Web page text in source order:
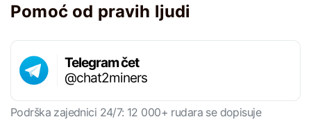
Pomoć od pravih ljudi
Telegram čet
@chat2miners
Podrška zajednici 24/7: 12 000+ rudara se dopisuje